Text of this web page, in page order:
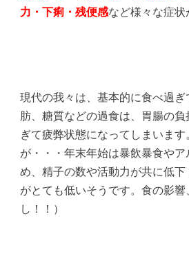
力・下痢・残便感など様々な症状
現代の我々は、基本的に食べ過
肪、糖質などの過食は、胃腸の
ぎて疲弊状態になってしまいます
が・・・年末年始は暴飲暴食やア
め、精子の数や活動力が共に低
がとても低いそうです。食の影響
し！！）